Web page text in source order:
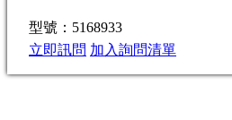
型號：5168933
立即訊問 加入詢問清單